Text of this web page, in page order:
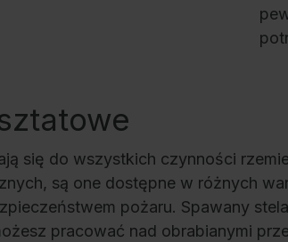
się do wszystkich czynności
są one dostępne w różnych
pożaru. Spawany
pracować nad obrabianymi